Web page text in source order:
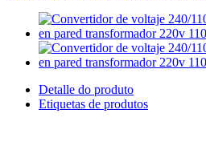
Detalle do produto
Etiquetas de produtos